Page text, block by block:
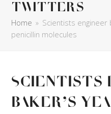
twitters
Home » Scientists
penicillin molecules
Scientists
baker's